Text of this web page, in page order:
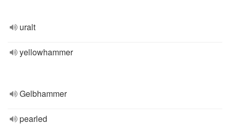
uralt
yellowhammer
Gelbhammer
pearled